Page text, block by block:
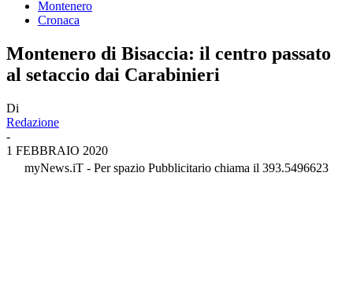
Montenero
Cronaca
Montenero di Bisaccia: il centro passato
al setaccio dai Carabinieri
Di
Redazione
-
1 FEBBRAIO 2020
myNews.iT - Per spazio Pubblicitario chiama il 393.5496623